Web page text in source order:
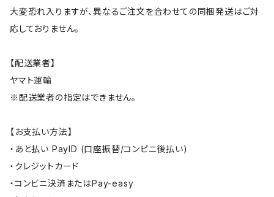
大変恐れ入りますが、異なるご注文を合わせての同梱発送はご対
応しておりません。
【配送業者】
ヤマト運輸
※配送業者の指定はできません。
【お支払い方法】
・あと払い PayID (口座振替/コンビニ後払い)
・クレジットカード
・コンビニ決済またはPay-easy